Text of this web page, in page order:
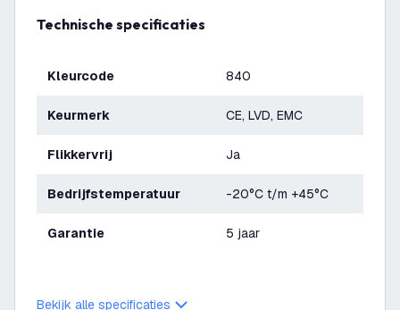
Technische specificaties
Kleurcode 840
Keurmerk CE, LVD, EMC
Flikkervrij Ja
Bedrijfstemperatuur -20°C t/m +45°C
Garantie 5 jaar
Bekijk alle specificaties